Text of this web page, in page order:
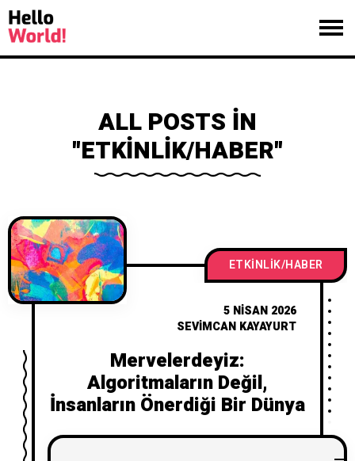
ALL POSTS IN
"ETKINLIK/HABER"
ETKINLIK/HABER
5 NISAN 2026
SEVIMCAN KAYAYURT
Mervelerdeyiz:
Algoritmaların Değil,
İnsanların Önerdiği Bir Dünya